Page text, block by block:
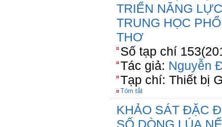
TRIỂN NĂNG
TRUNG HỌC
THƠ
Số tạp chí
Tác giả: Nguyễn
Tạp chí: Thiết bị
Tóm tắt
KHẢO SÁT ĐẶC
SỐ DÒNG LÚA